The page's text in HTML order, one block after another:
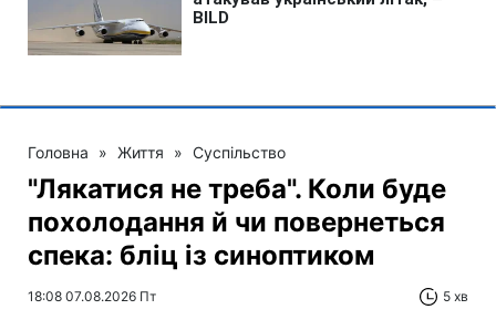
Головна » Життя » Суспільство
"Лякатися не треба". Коли буде
похолодання й чи повернеться
спека: бліц із синоптиком
18:08 07.08.2026 Пт 5 хв